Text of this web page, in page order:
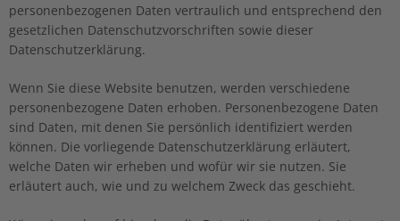
personenbezogenen Daten vertraulich und entsprechend den
gesetzlichen Datenschutzvorschriften sowie dieser
Datenschutzerklärung.
Wenn Sie diese Website benutzen, werden verschiedene
personenbezogene Daten erhoben. Personenbezogene Daten
sind Daten, mit denen Sie persönlich identifiziert werden
können. Die vorliegende Datenschutzerklärung erläutert,
welche Daten wir erheben und wofür wir sie nutzen. Sie
erläutert auch, wie und zu welchem Zweck das geschieht.